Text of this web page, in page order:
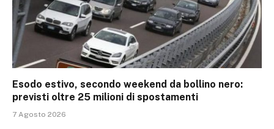
Esodo estivo, secondo weekend da bollino nero:
previsti oltre 25 milioni di spostamenti
7 Agosto 2026